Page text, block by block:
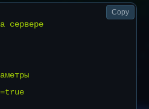
сервере
Copy